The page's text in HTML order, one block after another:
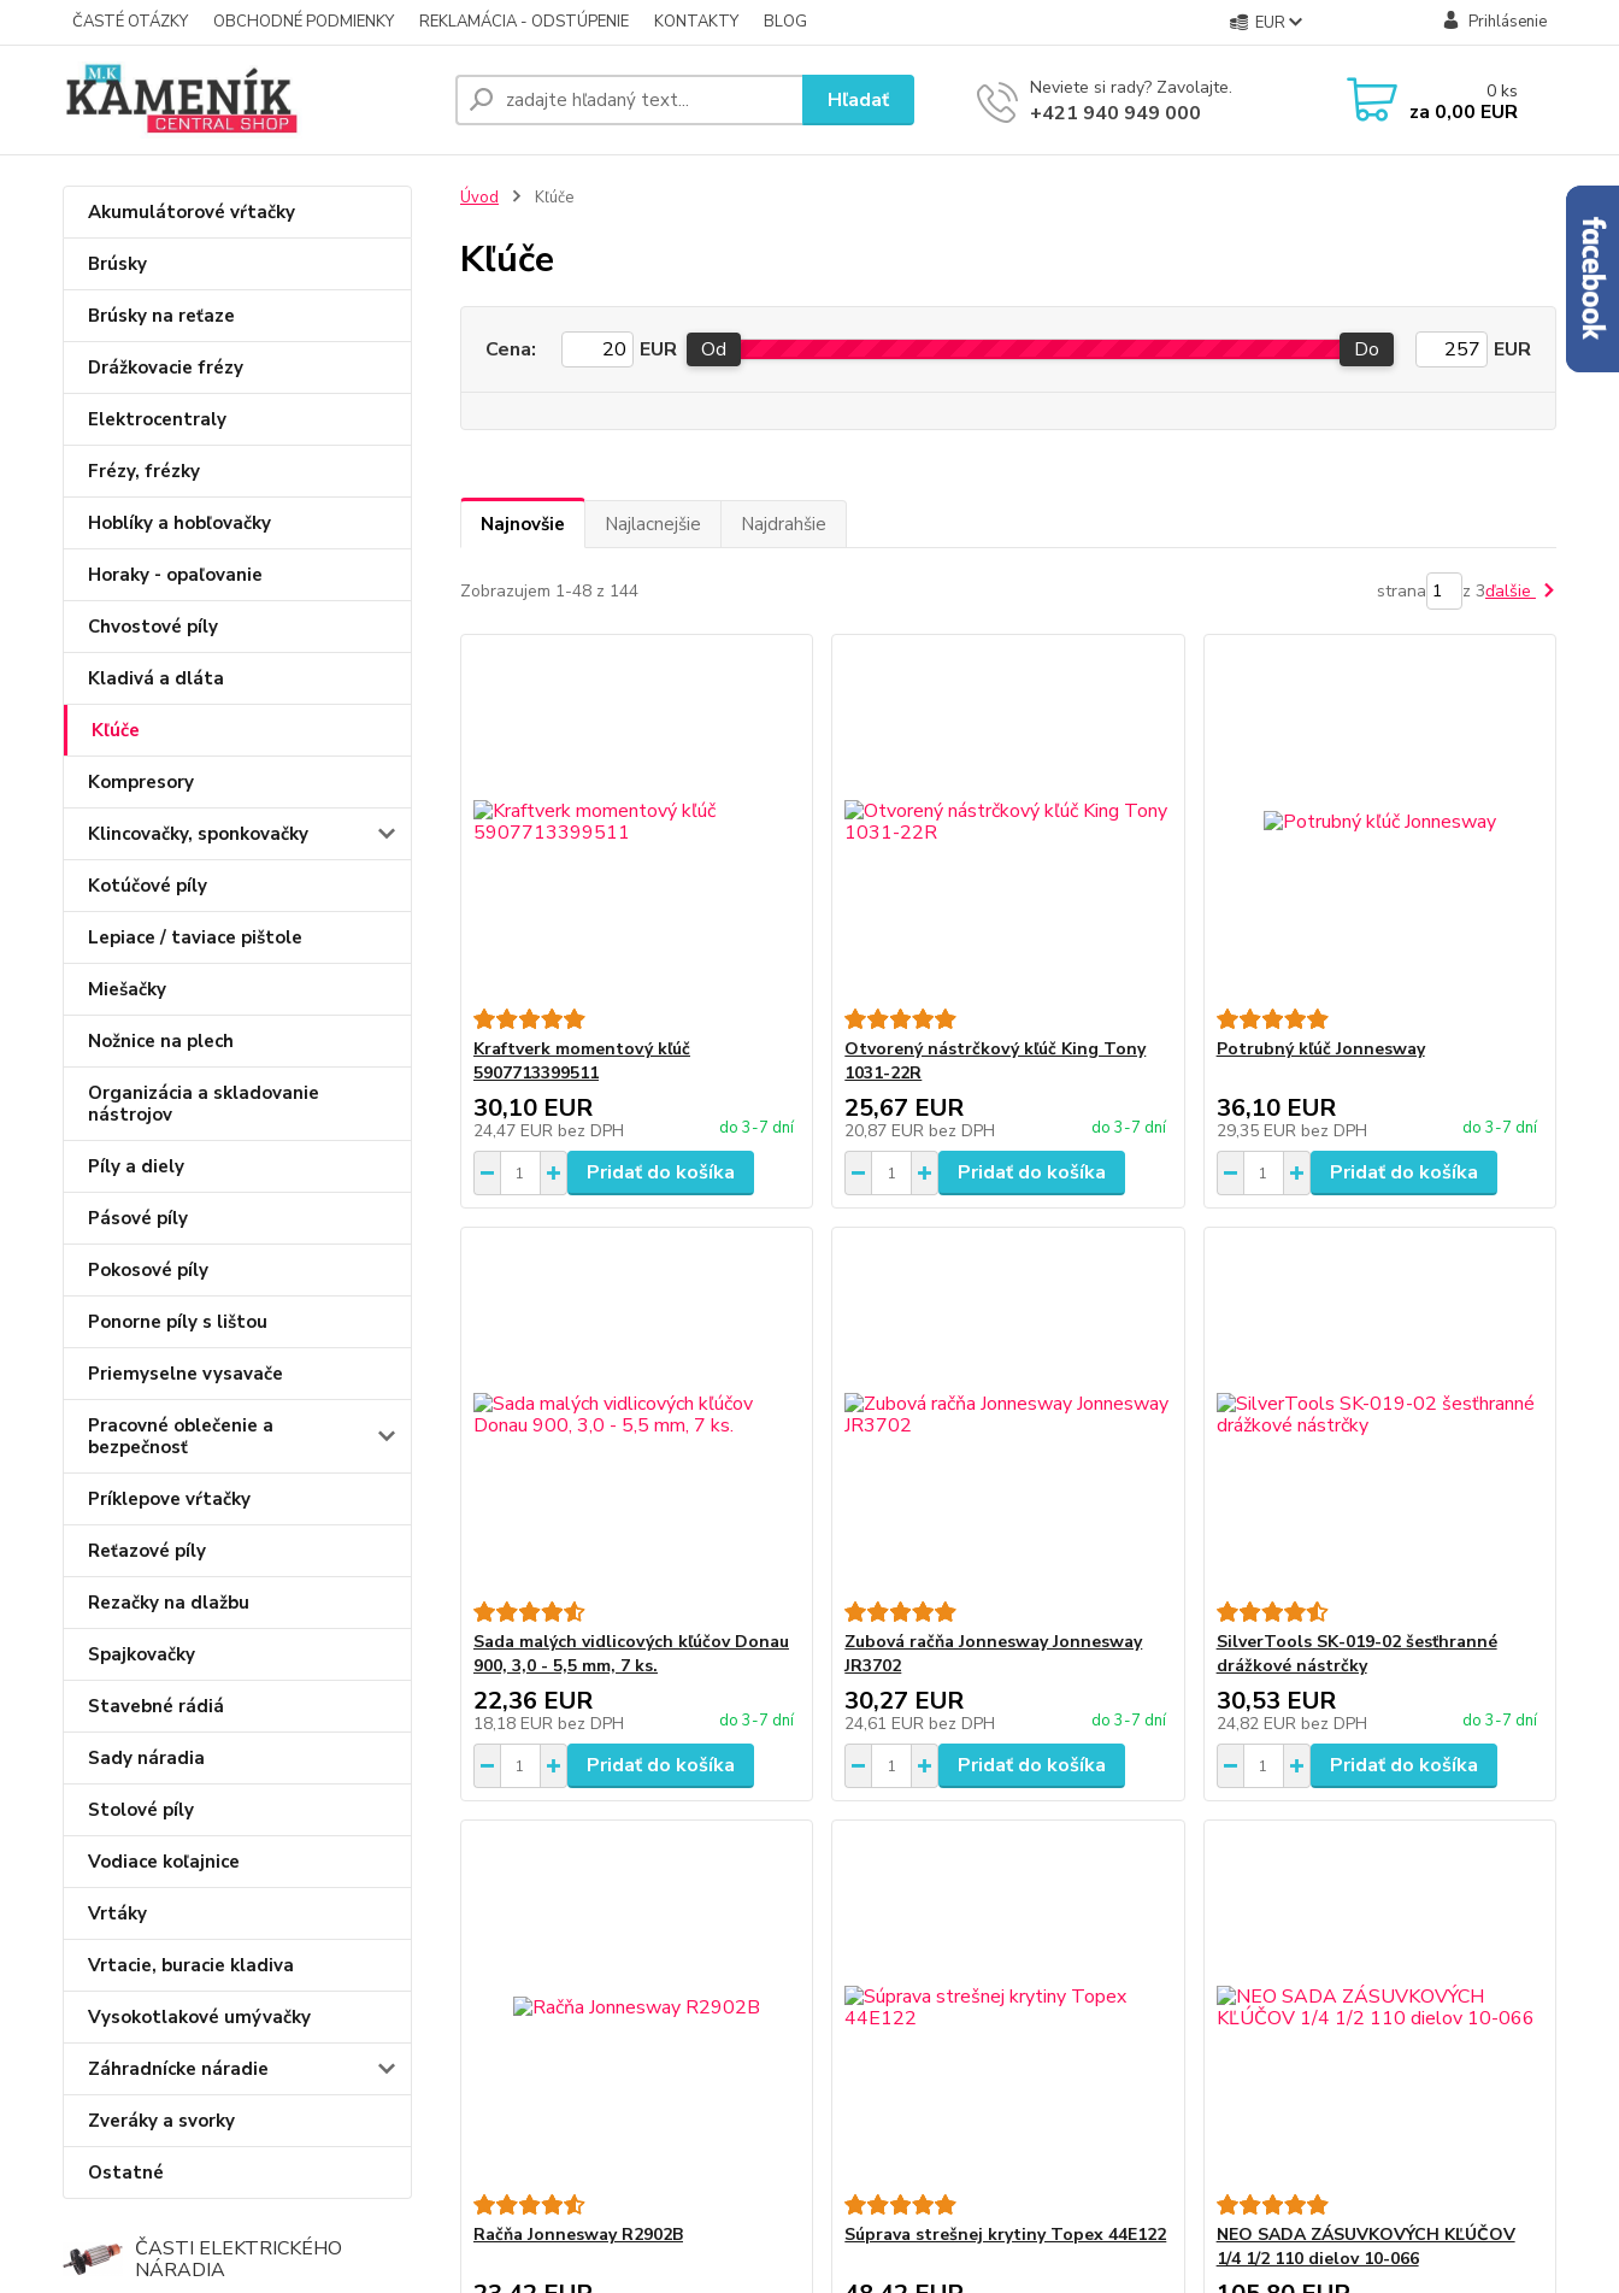
ČASTÉ OTÁZKY OBCHODNÉ PODMIENKY REKLAMÁCIA - ODSTÚPENIE KONTAKTY BLOG EUR Prihlásenie
Hľadať Neviete si rady? Zavolajte.
+421 940 949 000
0 ks
za 0,00 EUR
Akumulátorové vŕtačky
Brúsky
Brúsky na reťaze
Drážkovacie frézy
Elektrocentraly
Frézy, frézky
Hoblíky a hobľovačky
Horaky - opaľovanie
Chvostové píly
Kladivá a dláta
Kľúče
Kompresory
Klincovačky, sponkovačky
Kotúčové píly
Lepiace / taviace pištole
Miešačky
Nožnice na plech
Organizácia a skladovanie
nástrojov
Píly a diely
Pásové píly
Pokosové píly
Ponorne píly s lištou
Priemyselne vysavače
Pracovné oblečenie a
bezpečnosť
Príklepove vŕtačky
Reťazové píly
Rezačky na dlažbu
Spajkovačky
Stavebné rádiá
Sady náradia
Stolové píly
Vodiace koľajnice
Vrtáky
Vrtacie, buracie kladiva
Vysokotlakové umývačky
Záhradnícke náradie
Zveráky a svorky
Ostatné
ČASTI ELEKTRICKÉHO
NÁRADIA
Úvod Kľúče
Kľúče
Cena: EUR Od Do EUR
Najnovšie Najlacnejšie Najdrahšie
Zobrazujem 1-48 z 144 strana z 3ďalšie
Kraftverk momentový kľúč
5907713399511
30,10 EUR
24,47 EUR bez DPH do 3-7 dní
Pridať do košíka
Otvorený nástrčkový kľúč King Tony
1031-22R
25,67 EUR
20,87 EUR bez DPH do 3-7 dní
Pridať do košíka
Potrubný kľúč Jonnesway
36,10 EUR
29,35 EUR bez DPH do 3-7 dní
Pridať do košíka
Sada malých vidlicových kľúčov Donau
900, 3,0 - 5,5 mm, 7 ks.
22,36 EUR
18,18 EUR bez DPH do 3-7 dní
Pridať do košíka
Zubová račňa Jonnesway Jonnesway
JR3702
30,27 EUR
24,61 EUR bez DPH do 3-7 dní
Pridať do košíka
SilverTools SK-019-02 šesťhranné
drážkové nástrčky
30,53 EUR
24,82 EUR bez DPH do 3-7 dní
Pridať do košíka
Račňa Jonnesway R2902B Súprava strešnej krytiny Topex 44E122
NEO SADA ZÁSUVKOVÝCH KĽÚČOV
1/4 1/2 110 dielov 10-066